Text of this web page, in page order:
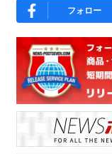
フォロー